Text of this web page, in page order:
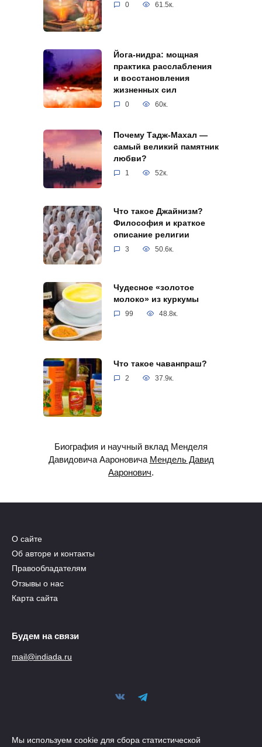
0 61.5к.
Йога-нидра: мощная
практика расслабления
и восстановления
жизненных сил
0 60к.
Почему Тадж-Махал —
самый великий памятник
любви?
1 52к.
Что такое Джайнизм?
Философия и краткое
описание религии
3 50.6к.
Чудесное «золотое
молоко» из куркумы
99 48.8к.
Что такое чаванпраш?
2 37.9к.
Биография и научный вклад Менделя
Давидовича Аароновича Мендель Давид
Ааронович.
О сайте
Об авторе и контакты
Правообладателям
Отзывы о нас
Карта сайта
Будем на связи
mail@indiada.ru
Мы используем cookie для сбора статистической